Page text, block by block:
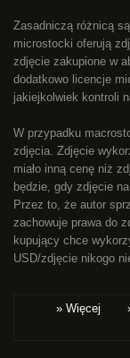
Zasadniczą różnicą
microstocki oferują
zdjęcie zakupione w
dodatkowo licencje
jakiejkolwiek kontroli
W przypadku
zdjęcia. Zdjęcie
miało inną cenę niż
będzie, gdy zdjęcie
Przez to, że autor
zachowuje prawa do
kupujący chce
USD/zdjęcie nikogo
» Więcej